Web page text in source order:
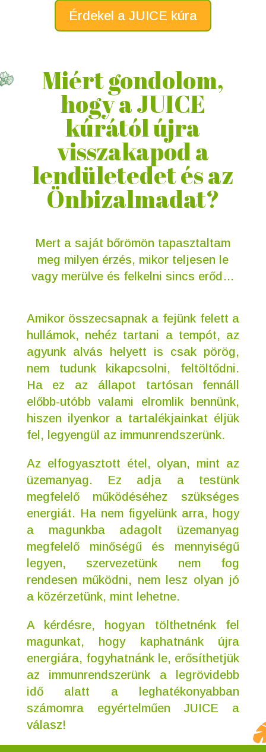
Érdekel a JUICE kúra
Miért gondolom,
hogy a JUICE
kúrától újra
visszakapod a
lendületedet és az
Önbizalmadat?
Mert a saját bőrömön tapasztaltam
meg milyen érzés, mikor teljesen le
vagy merülve és felkelni sincs erőd…
Amikor összecsapnak a fejünk felett a
hullámok, nehéz tartani a tempót, az
agyunk alvás helyett is csak pörög,
nem tudunk kikapcsolni, feltöltődni.
Ha ez az állapot tartósan fennáll
előbb-utóbb valami elromlik bennünk,
hiszen ilyenkor a tartalékjainkat éljük
fel, legyengül az immunrendszerünk.
Az elfogyasztott étel, olyan, mint az
üzemanyag. Ez adja a testünk
megfelelő működéséhez szükséges
energiát. Ha nem figyelünk arra, hogy
a magunkba adagolt üzemanyag
megfelelő minőségű és mennyiségű
legyen, szervezetünk nem fog
rendesen működni, nem lesz olyan jó
a közérzetünk, mint lehetne.
A kérdésre, hogyan tölthetnénk fel
magunkat, hogy kaphatnánk újra
energiára, fogyhatnánk le, erősíthetjük
az immunrendszerünk a legrövidebb
idő alatt a leghatékonyabban
számomra egyértelműen JUICE a
válasz!